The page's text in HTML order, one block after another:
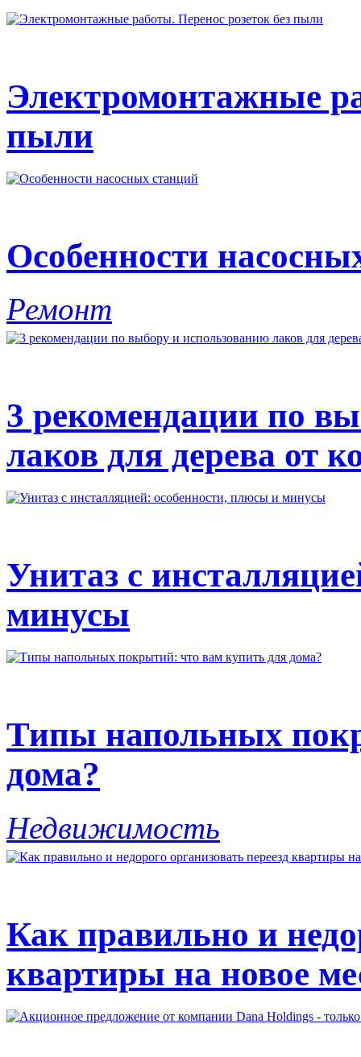
Электромонтажные
пыли
Особенности
Ремонт
3 рекомендации по
лаков для дерева от
Унитаз с
минусы
Типы напольных
дома?
Недвижимость
Как правильно и
квартиры на новое